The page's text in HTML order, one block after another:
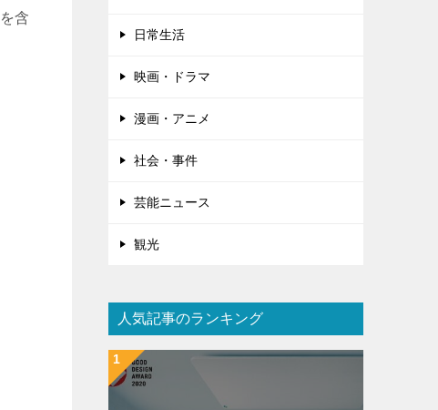
を含
日常生活
映画・ドラマ
漫画・アニメ
社会・事件
芸能ニュース
観光
人気記事のランキング